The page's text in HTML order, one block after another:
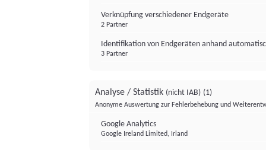
Verknüpfung verschiedener Endgeräte
2 Partner
Identifikation von Endgeräten anhand
3 Partner
Analyse / Statistik (nicht IAB) (1)
Anonyme Auswertung zur Fehlerbehebung und
Google Analytics
Google Ireland Limited, Irland